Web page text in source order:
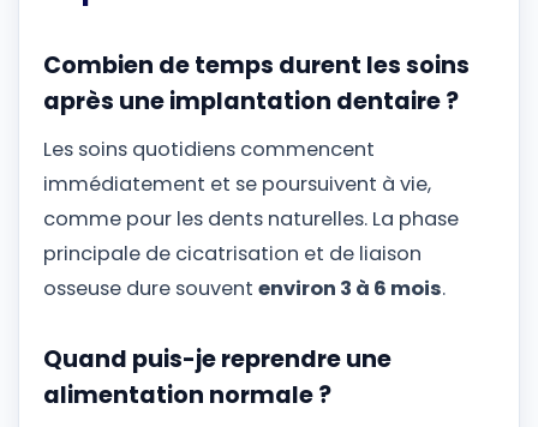
Combien de temps durent les soins
après une implantation dentaire ?
Les soins quotidiens commencent
immédiatement et se poursuivent à vie,
comme pour les dents naturelles. La phase
principale de cicatrisation et de liaison
osseuse dure souvent environ 3 à 6 mois.
Quand puis-je reprendre une
alimentation normale ?